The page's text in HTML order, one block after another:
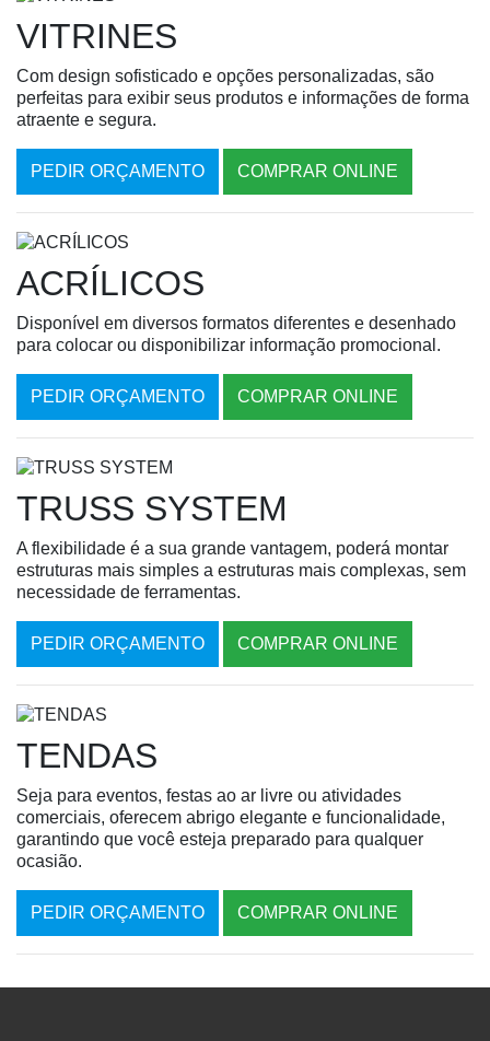
VITRINES
Com design sofisticado e opções personalizadas, são
perfeitas para exibir seus produtos e informações de forma
atraente e segura.
PEDIR ORÇAMENTO COMPRAR ONLINE
ACRÍLICOS
Disponível em diversos formatos diferentes e desenhado
para colocar ou disponibilizar informação promocional.
PEDIR ORÇAMENTO COMPRAR ONLINE
TRUSS SYSTEM
A flexibilidade é a sua grande vantagem, poderá montar
estruturas mais simples a estruturas mais complexas, sem
necessidade de ferramentas.
PEDIR ORÇAMENTO COMPRAR ONLINE
TENDAS
Seja para eventos, festas ao ar livre ou atividades
comerciais, oferecem abrigo elegante e funcionalidade,
garantindo que você esteja preparado para qualquer
ocasião.
PEDIR ORÇAMENTO COMPRAR ONLINE